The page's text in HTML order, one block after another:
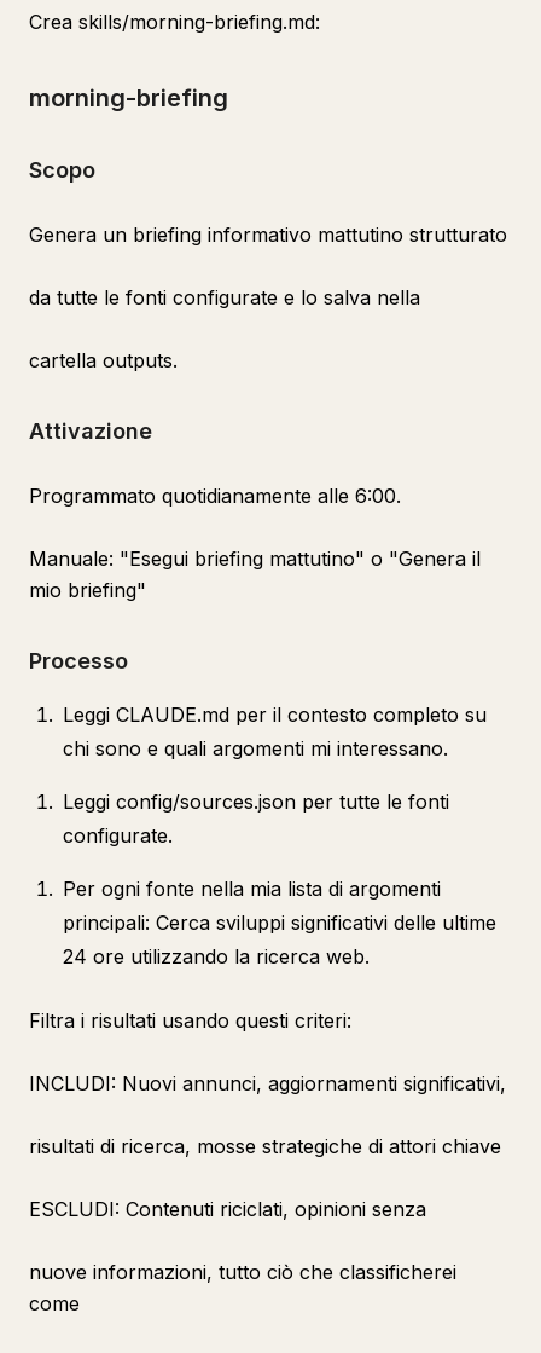
Crea skills/morning-briefing.md:
morning-briefing
Scopo
Genera un briefing informativo mattutino strutturato
da tutte le fonti configurate e lo salva nella
cartella outputs.
Attivazione
Programmato quotidianamente alle 6:00.
Manuale: "Esegui briefing mattutino" o "Genera il
mio briefing"
Processo
Leggi CLAUDE.md per il contesto completo su
chi sono e quali argomenti mi interessano.
Leggi config/sources.json per tutte le fonti
configurate.
Per ogni fonte nella mia lista di argomenti
principali: Cerca sviluppi significativi delle ultime
24 ore utilizzando la ricerca web.
Filtra i risultati usando questi criteri:
INCLUDI: Nuovi annunci, aggiornamenti significativi,
risultati di ricerca, mosse strategiche di attori chiave
ESCLUDI: Contenuti riciclati, opinioni senza
nuove informazioni, tutto ciò che classificherei
come